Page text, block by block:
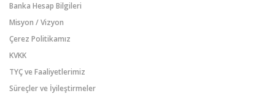
Banka Hesap Bilgileri
Misyon / Vizyon
Çerez Politikamız
KVKK
TYÇ ve Faaliyetlerimiz
Süreçler ve İyileştirmeler